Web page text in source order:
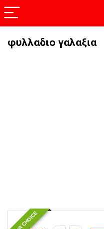
φυλλαδιο γαλαξια